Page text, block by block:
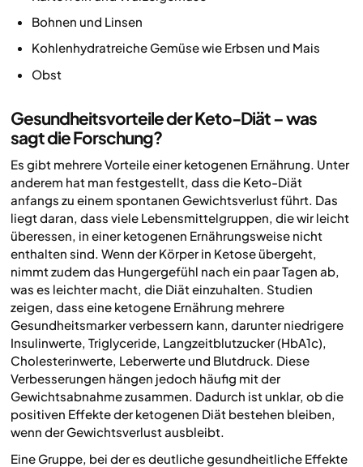
Bohnen und Linsen
Kohlenhydratreiche Gemüse wie Erbsen und Mais
Obst
Gesundheitsvorteile der Keto-Diät – was
sagt die Forschung?
Es gibt mehrere Vorteile einer ketogenen Ernährung. Unter
anderem hat man festgestellt, dass die Keto-Diät
anfangs zu einem spontanen Gewichtsverlust führt. Das
liegt daran, dass viele Lebensmittelgruppen, die wir leicht
überessen, in einer ketogenen Ernährungsweise nicht
enthalten sind. Wenn der Körper in Ketose übergeht,
nimmt zudem das Hungergefühl nach ein paar Tagen ab,
was es leichter macht, die Diät einzuhalten. Studien
zeigen, dass eine ketogene Ernährung mehrere
Gesundheitsmarker verbessern kann, darunter niedrigere
Insulinwerte, Triglyceride, Langzeitblutzucker (HbA1c),
Cholesterinwerte, Leberwerte und Blutdruck. Diese
Verbesserungen hängen jedoch häufig mit der
Gewichtsabnahme zusammen. Dadurch ist unklar, ob die
positiven Effekte der ketogenen Diät bestehen bleiben,
wenn der Gewichtsverlust ausbleibt.
Eine Gruppe, bei der es deutliche gesundheitliche Effekte